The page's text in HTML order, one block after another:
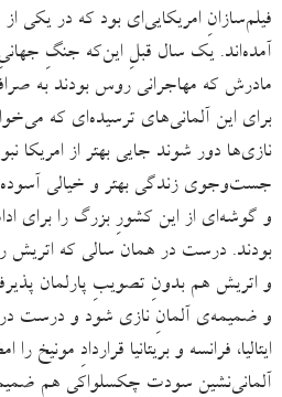
فیلم‌سازانِ امریکایی‌ای بود که در یکی
آمده‌اند. یک سال قبلِ‌ این‌که جنگِ
مادرش که مهاجرانی روس بودند به
برای این آلمانی‌های ترسیده‌ای که
نازی‌ها دور شوند جایی بهتر از امریکا
جست‌وجوی زندگی بهتر و خیالی
و گوشه‌ای از این کشورِ بزرگ را برای
بودند. درست در همان سالی که اتریش
و اتریش هم بدونِ تصویبِ پارلمان
و ضمیمه‌ی آلمانِ نازی شود و درست در
ایتالیا، فرانسه و بریتانیا قراردادِ مونیخ
آلمانی‌نشین سودتِ چکسلواکی هم